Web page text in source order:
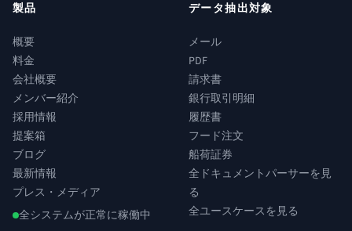
製品
概要
料金
会社概要
メンバー紹介
採用情報
提案箱
ブログ
最新情報
プレス・メディア
全システムが正常に稼働中
データ抽出対象
メール
PDF
請求書
銀行取引明細
履歴書
フード注文
船荷証券
全ドキュメントパーサーを見
る
全ユースケースを見る